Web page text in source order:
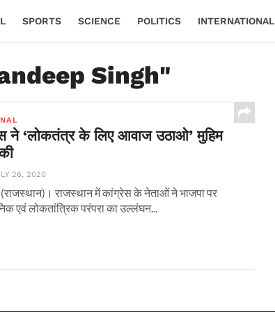
SPORTS SCIENCE POLITICS INTERNATIONAL
Singh"
ने ‘लोकतंत्र के लिए आवाज उठाओ’ मुहिम
26, 2020
राजस्थान में कांग्रेस के नेताओं ने भाजपा पर
एवं लोकतांत्रिक परंपरा का उल्लंघन...